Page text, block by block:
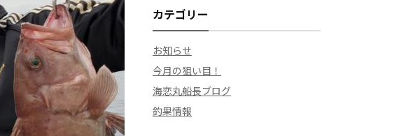
カテゴリー
お知らせ
今月の狙い目！
海恋丸船長ブログ
釣果情報